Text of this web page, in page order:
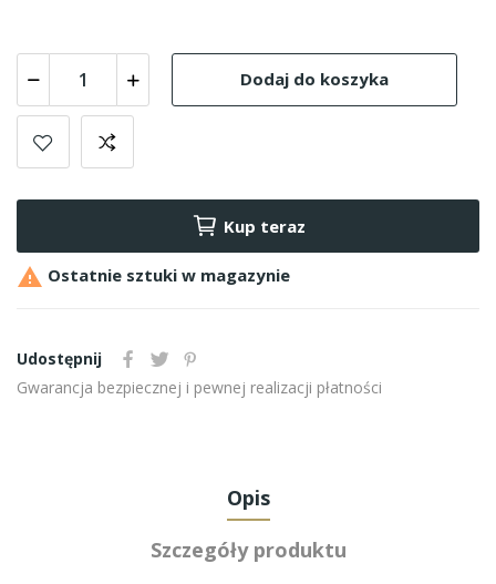
Dodaj do koszyka
Kup teraz
 Ostatnie sztuki w magazynie
Udostępnij
Gwarancja bezpiecznej i pewnej realizacji płatności
Opis
Szczegóły produktu